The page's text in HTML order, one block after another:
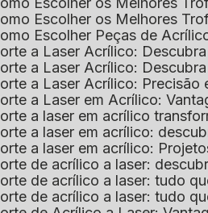
Como Escolher os Melhores
Como Escolher Peças de
Corte a Laser Acrílico:
Corte a Laser Acrílico:
Corte a Laser Acrílico: Precisão
Corte a Laser em Acrílico:
Corte a laser em acrílico
Corte a laser em acrílico:
Corte a laser em acrílico:
Corte de acrílico a laser:
Corte de acrílico a laser: tudo
Corte de acrílico a laser: tudo